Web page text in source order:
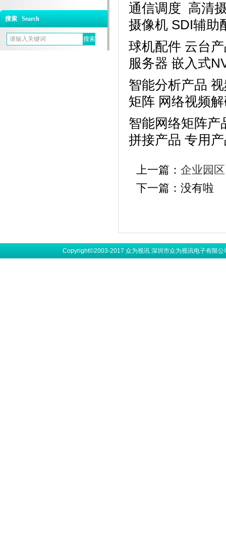
搜索 Search
通信调度 高清
摄像机 SDI辅助
球机配件 云台
服务器 嵌入式
智能分析产品
矩阵 网络视频
智能网络矩阵产
拼接产品 专用
上一篇： 企业园
下一篇：没有啦
Copyright©2003-2017 众为视讯 深圳市众为视讯电子有限